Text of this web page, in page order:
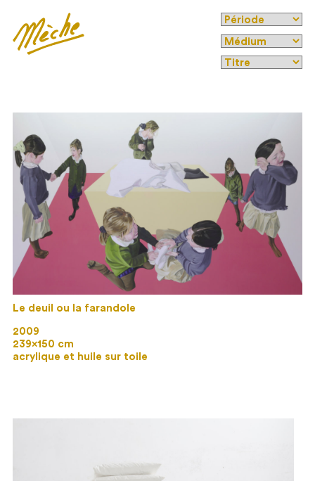
Le deuil ou la farandole
2009
239×150 cm
acrylique et huile sur toile